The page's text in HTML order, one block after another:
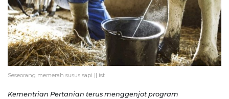
Seseorang memerah susus sapi || ist
Kementrian Pertanian terus menggenjot program